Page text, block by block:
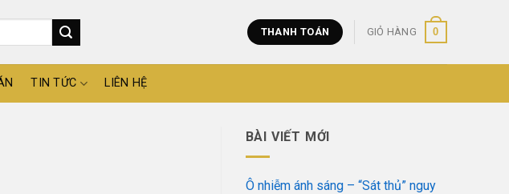
THANH TOÁN GIỎ HÀNG 0
TIN TỨC LIÊN HỆ
BÀI VIẾT MỚI
Ô nhiễm ánh sáng – “Sát thủ” nguy